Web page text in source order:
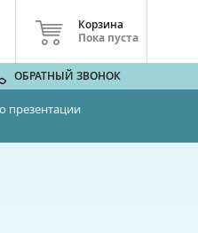
Корзина
Пока пуста
ОБРАТНЫЙ ЗВОНОК
презентации